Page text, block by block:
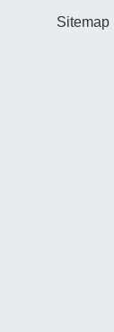
Sitemap